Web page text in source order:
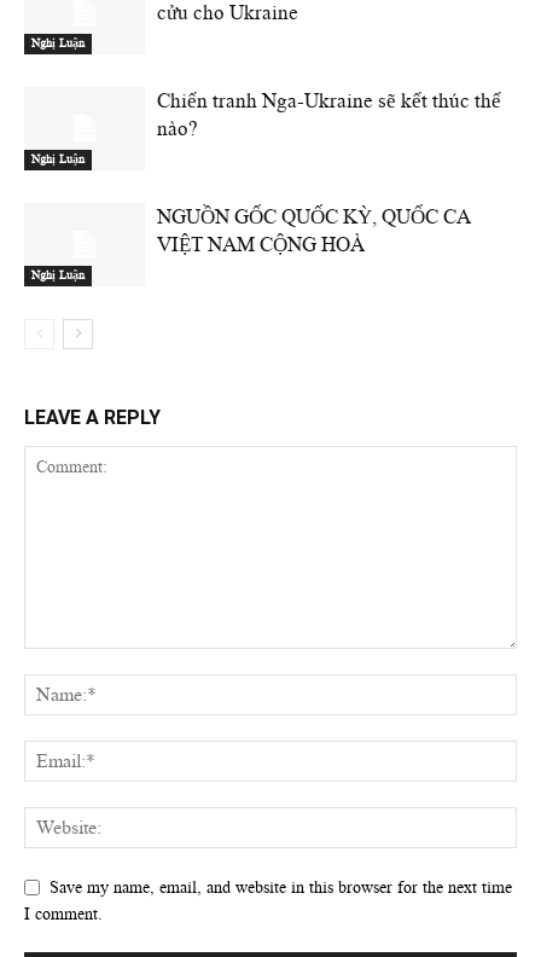
Nghị Luận
cửu cho Ukraine
Nghị Luận
Chiến tranh Nga-Ukraine sẽ kết thúc thế
nào?
Nghị Luận
NGUỒN GỐC QUỐC KỲ, QUỐC CA
VIỆT NAM CỘNG HOÀ
LEAVE A REPLY
Save my name, email, and website in this browser for the next time
I comment.